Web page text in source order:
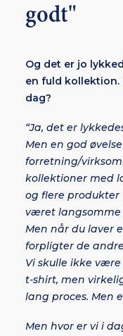
godt"
Og det er jo
en fuld kollektion.
dag?
“Ja, det er
Men en god
forretning/
kollektioner med
og flere produkter
været langsomme
Men når du laver
forpligter de
Vi skulle ikke
t-shirt, men
lang proces. Men
Men hvor er vi i